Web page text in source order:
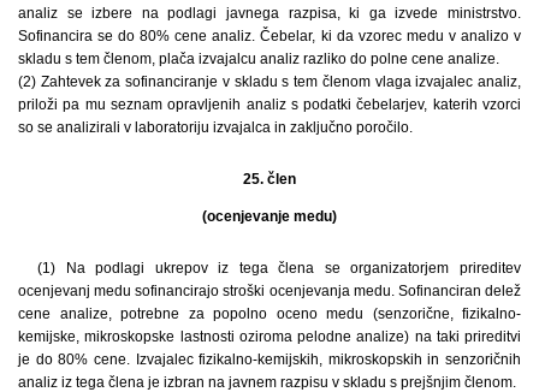
analiz se izbere na podlagi javnega razpisa, ki ga izvede ministrstvo.
Sofinancira se do 80% cene analiz. Čebelar, ki da vzorec medu v analizo v
skladu s tem členom, plača izvajalcu analiz razliko do polne cene analize.
(2) Zahtevek za sofinanciranje v skladu s tem členom vlaga izvajalec analiz,
priloži pa mu seznam opravljenih analiz s podatki čebelarjev, katerih vzorci
so se analizirali v laboratoriju izvajalca in zaključno poročilo.
25. člen
(ocenjevanje medu)
(1) Na podlagi ukrepov iz tega člena se organizatorjem prireditev
ocenjevanj medu sofinancirajo stroški ocenjevanja medu. Sofinanciran delež
cene analize, potrebne za popolno oceno medu (senzorične, fizikalno-
kemijske, mikroskopske lastnosti oziroma pelodne analize) na taki prireditvi
je do 80% cene. Izvajalec fizikalno-kemijskih, mikroskopskih in senzoričnih
analiz iz tega člena je izbran na javnem razpisu v skladu s prejšnjim členom.